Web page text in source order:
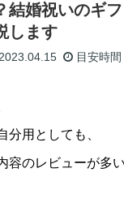
結婚祝いのギ
します
2023.04.15 目安時
分用としても、
容のレビューが多